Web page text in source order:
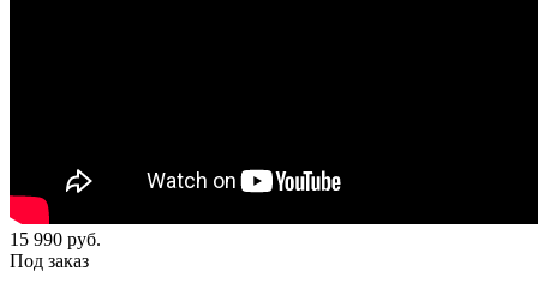
15 990 руб.
Под заказ